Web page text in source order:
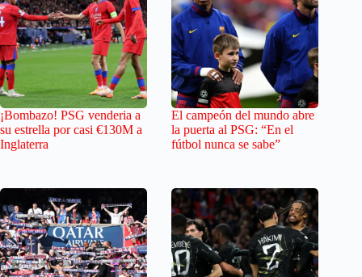
¡Bombazo! PSG venderia a
su estrella por casi €130M a
Inglaterra
El campeón del mundo abre
la puerta al PSG: “En el
fútbol nunca se sabe”